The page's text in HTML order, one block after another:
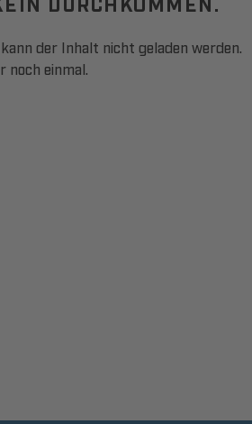
der Inhalt nicht geladen werden.
noch einmal.